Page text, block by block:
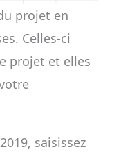
projet en
Celles-ci
projet et elles
saisissez